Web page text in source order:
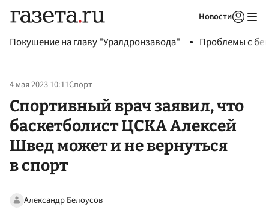
Новости
Покушение на главу "Уралдронзавода" Проблемы с
4 мая 2023 10:11Спорт
Спортивный врач заявил, что
баскетболист ЦСКА Алексей
Швед может и не вернуться
в спорт
Александр Белоусов